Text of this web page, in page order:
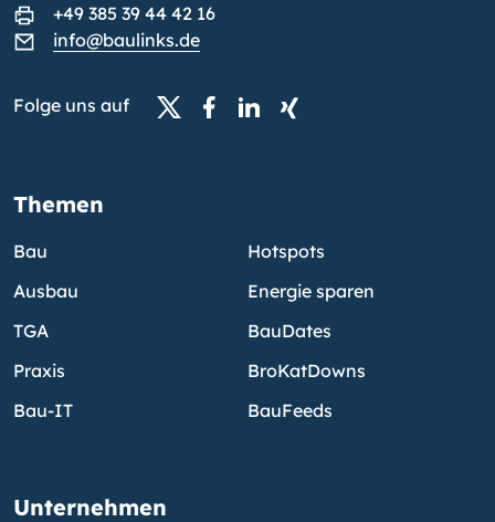
+49 385 39 44 42 16
info@baulinks.de
Folge uns auf
Themen
Bau
Ausbau
TGA
Praxis
Bau-IT
Hotspots
Energie sparen
BauDates
BroKatDowns
BauFeeds
Unternehmen